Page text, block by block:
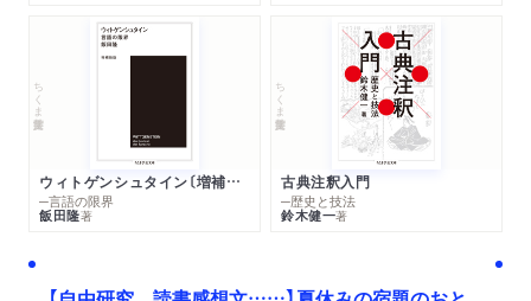
ちくま学芸文庫
ウィトゲンシュタイン〔増補新版〕
─言語の限界
飯田隆著
ちくま学芸文庫
古典注釈入門
─歴史と技法
鈴木健一著